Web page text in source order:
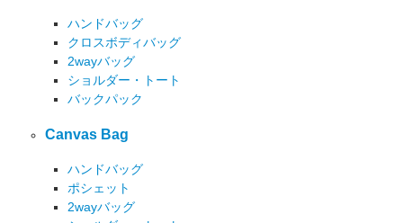
ハンドバッグ
クロスボディバッグ
2wayバッグ
ショルダー・トート
バックパック
Canvas Bag
ハンドバッグ
ポシェット
2wayバッグ